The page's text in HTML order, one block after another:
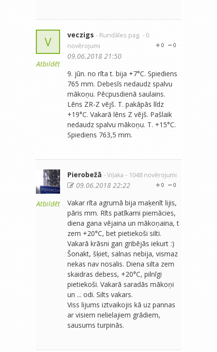
V
Atbildēt
veczigs - Rundāles pag. - 0
novērojumi
0
0
09.06.2018 21:50
9. jūn. no rīta t. bija +7°C. Spiediens
765 mm. Debesīs nedaudz spalvu
mākoņu. Pēcpusdienā saulains.
Lēns ZR-Z vējš. T. pakāpās līdz
+19°C. Vakarā lēns Z vējš. Pašlaik
nedaudz spalvu mākoņu. T. +15°C.
Spiediens 763,5 mm.
Atbildēt
Pierobežā - Viļaka - 1048 novērojumi
0
0
09.06.2018 22:22
Vakar rīta agrumā bija maķenīt lijis,
pāris mm. Rīts patīkami piemācies,
diena gana vējaina un mākoņaina, t
zem +20°C, bet pietiekoši silti.
Vakarā krāsni gan gribējās iekurt :)
Šonakt, šķiet, salnas nebija, vismaz
nekas nav nosalis. Diena silta zem
skaidras debess, +20°C, pilnīgi
pietiekoši. Vakarā saradās mākoņi
un ... odi. Silts vakars.
Viss lijums iztvaikojis kā uz pannas
ar visiem nelielajiem grādiem,
sausums turpinās.